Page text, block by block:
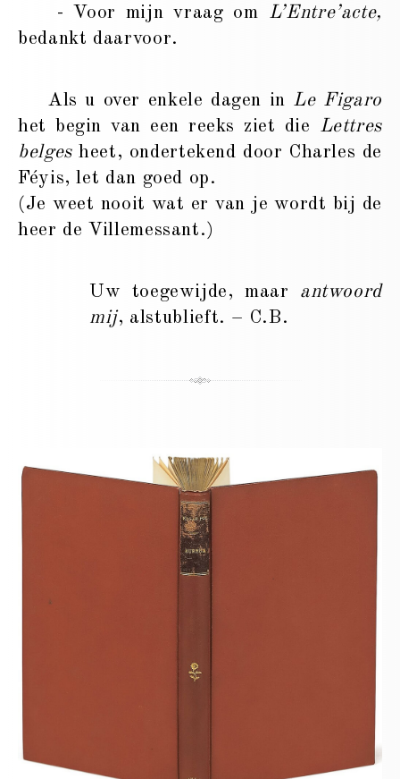
- Voor mijn vraag om L’Entre’acte,
bedankt daarvoor.
Als u over enkele dagen in Le Figaro
het begin van een reeks ziet die Lettres
belgesheet, ondertekend door Charles de
Féyis, let dan goed op.
(Je weet nooit wat er van je wordt bij de
heer de Villemessant.)
Uw toegewijde, maar antwoord
mij, alstublieft. – C.B.